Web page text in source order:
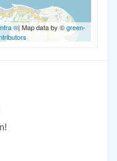
®| Map data by ©green-